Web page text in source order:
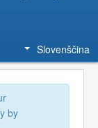
Slovenščina
by